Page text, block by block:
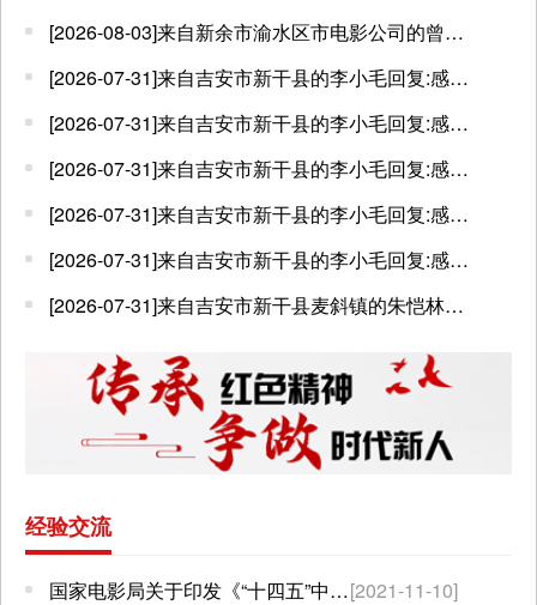
[2026-08-03]来自新余市渝水区市电影公司的曾嵘回复:罗坊镇新和村的毛峰你好，你点的电影《拼命三郎》我公司将在8月6日安排到你村委放映，感谢你对我们工作的支持，谢谢！
[2026-07-31]来自吉安市新干县的李小毛回复:感谢朱恺林同志对电影的支持，我们将于8月2日安排前来放映《红月亮森林》。
[2026-07-31]来自吉安市新干县的李小毛回复:感谢杨小桃女士对电影的支持，我们将于8月1日安排前来放映《侠女十三妹》。
[2026-07-31]来自吉安市新干县的李小毛回复:感谢刘文平同志对电影的喜爱，我们将于8月2日安排前来放映《目中无人之以眼还眼》。
[2026-07-31]来自吉安市新干县的李小毛回复:感谢城北小区的杨女士对电影的支持，我们将于8月1日晚安排前来小区放映《东北警察故事2》，欢迎到时观映。
[2026-07-31]来自吉安市新干县的李小毛回复:感谢刘艳女士对电影的支持，我们已安排今晚7月31日前来放映。
[2026-07-31]来自吉安市新干县麦斜镇的朱恺林点了影片《红月亮森林》（爱情）并留言:希望放映队来放映时，能放映《红月亮森林》。
经验交流
国家电影局关于印发《“十四五”中国电影发展规划》的通知[2021-11-10]